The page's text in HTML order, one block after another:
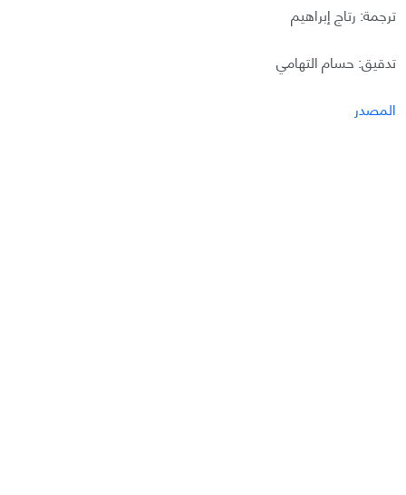
ترجمة: رتاج إبراهيم
تدقيق: حسام التهامي
المصدر